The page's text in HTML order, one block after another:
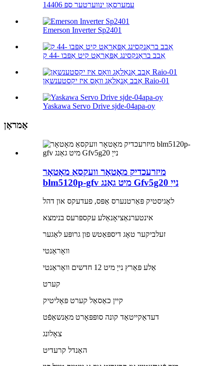
עמערסאָן ינווערטער ספּ 14406
Emerson Inverter Sp2401
אַבב בראַנקסינג אַפּאַראַט קיט אַפּבו -44 ק
אַבב אַנאַלאָג וואָס איז יקסטענשאַן Raio-01
Yaskawa Servo Drive sjde-04apa-oy
אָמראָן
מיזרעכדיק מאָטאָר וועקסאַ מאָטאָר
blm5120p-gfv מיט גאַנג Gfv5g20 נייַ
לאָגיסטיק פּאַרטנערס אַפּס, פעדעקס און דהל
אינטערנאַציאָנאַלע עקספּרעס בנימצא
זעלביקער טאָג דיספּאַטש פון גרופּע לאַגער
וואָראַנטי
אַלע פּאַרץ נייַ מיט 12 חדשים וואָראַנטי
קערט
קיין כאַסאַל קערט פּאָליטיק
דעדאַקייטאַד קונה סופּפּאָרט מאַנשאַפֿט
צאָלונג
האַנדל קרעדיט